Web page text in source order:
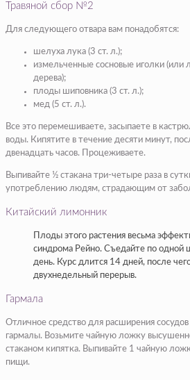
Травяной сбор №2
Для следующего отвара вам понадобятся:
шелуха лука (3 ст. л.);
измельченные сосновые иголки (или
дерева);
плоды шиповника (3 ст. л.);
мед (5 ст. л.).
Все это перемешиваете, засыпаете в
воды. Кипятите в течение десяти минут,
двенадцать часов. Процеживаете.
Выпивайте ½ стакана три-четыре раза в
употреблению людям, страдающим от
Китайский лимонник
Плоды этого растения весьма
синдрома Рейно. Съедайте по одной
день. Курс длится 14 дней, после
двухнедельный перерыв.
Гармала
Отличное средство для расширения
гармалы. Возьмите чайную ложку
стаканом кипятка. Выпивайте 1 чайную
пищи.